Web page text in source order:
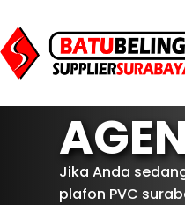
Jika Anda
plafon PVC